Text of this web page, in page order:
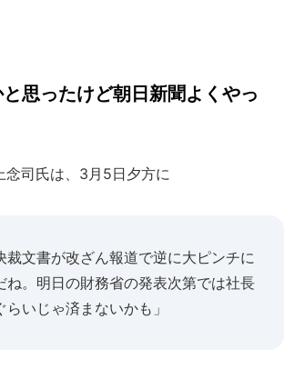
と思ったけど朝日新聞よくやっ
司氏は、3月5日夕方に
裁文書が改ざん報道で逆に大ピンチに
ね。明日の財務省の発表次第では社長
いじゃ済まないかも」